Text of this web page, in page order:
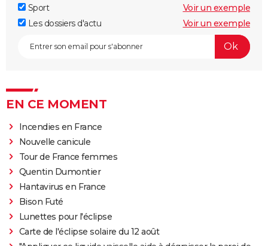
Sport
Voir un exemple
Les dossiers d'actu
Voir un exemple
EN CE MOMENT
Incendies en France
Nouvelle canicule
Tour de France femmes
Quentin Dumontier
Hantavirus en France
Bison Futé
Lunettes pour l'éclipse
Carte de l'éclipse solaire du 12 août